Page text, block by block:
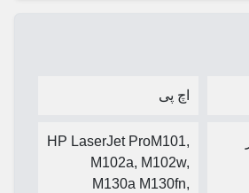
اچ پی
HP LaserJet ProM101,
M102a, M102w,
M130a M130fn,